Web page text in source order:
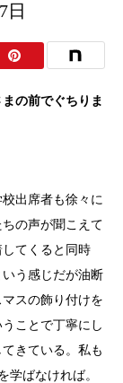
の前でぐちりま
出席者も徐々に
の声が聞こえて
てくると同時
う感じだが油断
スの飾り付けを
ことで丁寧にし
きている。私も
学ばなければ。